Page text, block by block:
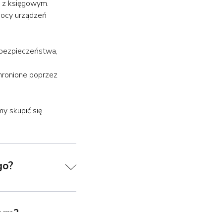
księgowym.
urządzeń
poprzez
skupić się